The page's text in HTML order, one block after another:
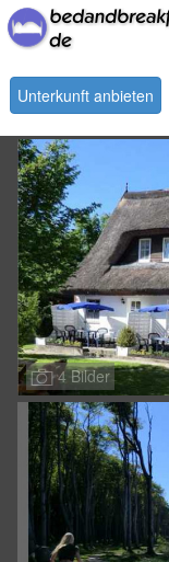
Unterkunft anbieten
4 Bilder